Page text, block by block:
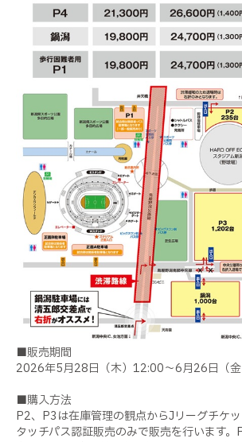
■販売期間
2026年5月28日（木）12:00～6月26日（
■購入方法
P2、P3は在庫管理の観点からJリーグチケ
タッチパス認証販売のみで販売を行います